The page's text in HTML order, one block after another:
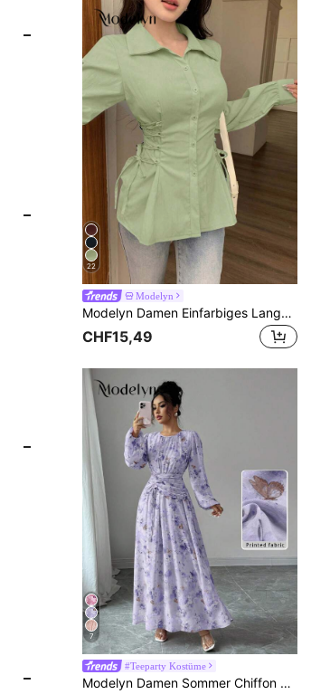
22
Modelyn
Modelyn Damen Einfarbiges Langarm Hemd mit Tunnelzug
CHF15,49
7
#Teeparty Kostüme
Modelyn Damen Sommer Chiffon Schmetterling Muster gerafftes Rundhals Langarm Kleid